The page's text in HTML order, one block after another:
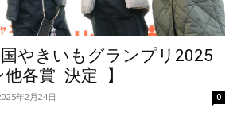
やきいもグランプリ2025
各賞 決定 】
年2月24日 0